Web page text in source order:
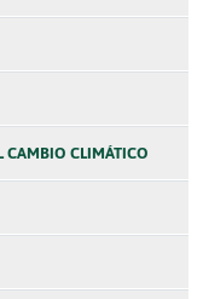
CAMBIO CLIMÁTICO